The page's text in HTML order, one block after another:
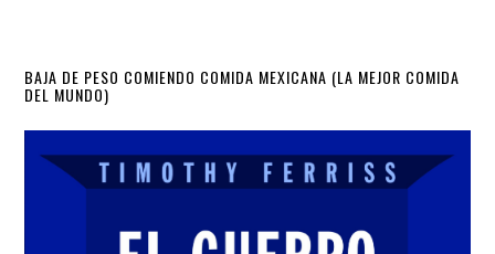
Primary
Sidebar
BAJA DE PESO COMIENDO COMIDA MEXICANA (LA MEJOR COMIDA
DEL MUNDO)